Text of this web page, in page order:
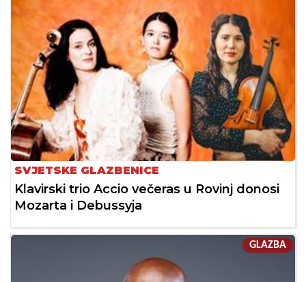
SVJETSKE GLAZBENICE
Klavirski trio Accio večeras u Rovinj donosi
Mozarta i Debussyja
GLAZBA